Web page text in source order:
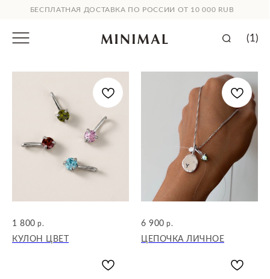
БЕСПЛАТНАЯ ДОСТАВКА ПО РОССИИ ОТ 10 000 RUB
1 800 р.
КУЛОН ЦВЕТ
6 900 р.
ЦЕПОЧКА ЛИЧНОЕ